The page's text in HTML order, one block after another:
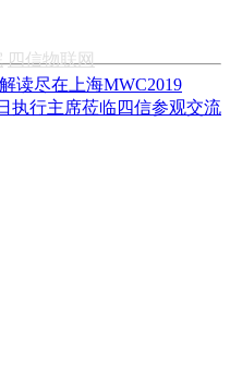
四信物联网
读尽在上海MWC2019
执行主席莅临四信参观交流